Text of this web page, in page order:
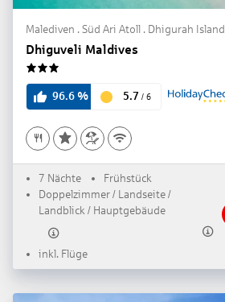
Malediven . Süd Ari Atoll . Dhigurah Island
Dhiguveli Maldives
96.6% 5.7 / 6
7 Nächte
Frühstück
Doppelzimmer / Landseite /
Landblick / Hauptgebäude
inkl. Flüge